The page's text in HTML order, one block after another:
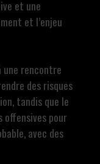
et une
et l’enjeu
une rencontre
des risques
tandis que le
offensives pour
avec des